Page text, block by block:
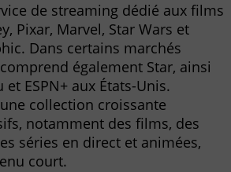
de streaming dédié aux films
Pixar, Marvel, Star Wars et
Dans certains marchés
également Star, ainsi
et ESPN+ aux États-Unis.
collection croissante
notamment des films, des
séries en direct et animées,
court.